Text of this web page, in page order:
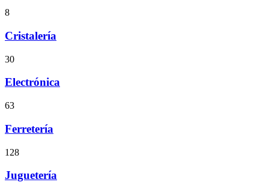
8
Cristalería
30
Electrónica
63
Ferretería
128
Juguetería